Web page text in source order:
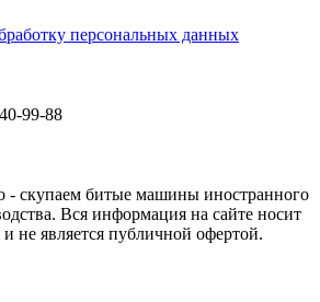
персональных данных
99-88
скупаем битые машины иностранного
Вся информация на сайте носит
не является публичной офертой.